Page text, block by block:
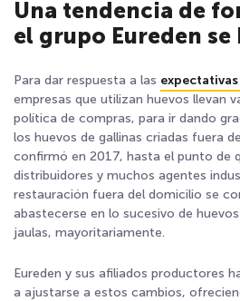
Una tendencia de
el grupo Eureden
Para dar respuesta a las
empresas que utilizan huevos llevan
política de compras, para ir dando
los huevos de gallinas criadas fuera
confirmó en 2017, hasta el punto de
distribuidores y muchos agentes
restauración fuera del domicilio se
abastecerse en lo sucesivo de
jaulas, mayoritariamente.
Eureden y sus afiliados productores
a ajustarse a estos cambios,